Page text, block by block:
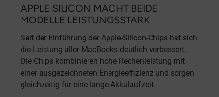
APPLE SILICON MACHT BEIDE
MODELLE LEISTUNGSSTARK
Seit der Einführung der Apple-Silicon-Chips hat sich
die Leistung aller MacBooks deutlich verbessert.
Die Chips kombinieren hohe Rechenleistung mit
einer ausgezeichneten Energieeffizienz und sorgen
gleichzeitig für eine lange Akkulaufzeit.